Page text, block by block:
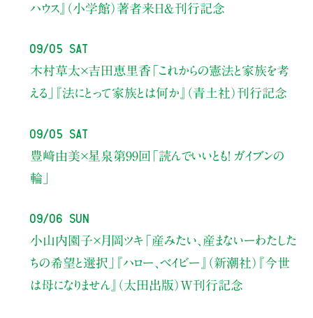
ハウス』（小学館）著者来日＆刊行記念
09/05 Sat
木村草太×吉田恵里香 「これからの憲法と家族を考
える」
『法にとって家族とは何か』（青土社）刊行記念
09/05 Sat
豊﨑由美×星泉 第99回「読んでいいとも！ ガイブンの
輪」
09/06 Sun
小山内園子×月岡ツキ 「産みたい、産まないーわたした
ちの希望と選択」
『ハロー、ベイビー』（新潮社） 『今世
は母になりません』（太田出版）W刊行記念